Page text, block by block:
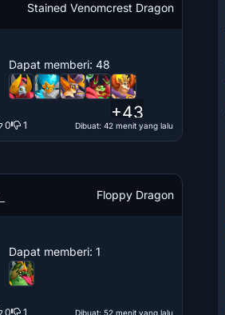
Stained Venomcrest Dragon
Dapat memberi: 48
+43
Dibuat: 42 menit yang lalu
0 1
Floppy Dragon
Dapat memberi: 1
Dibuat: 52 menit yang lalu
0 1